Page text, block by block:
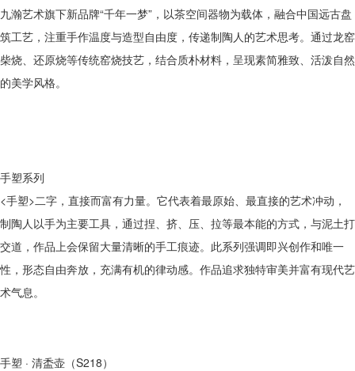
九瀚艺术旗下新品牌“千年一梦”，以茶空间器物为载体，融合中国远古盘
筑工艺，注重手作温度与造型自由度，传递制陶人的艺术思考。通过龙窑
柴烧、还原烧等传统窑烧技艺，结合质朴材料，呈现素简雅致、活泼自然
的美学风格。
手塑系列
<手塑>二字，直接而富有力量。它代表着最原始、最直接的艺术冲动，
制陶人以手为主要工具，通过捏、挤、压、拉等最本能的方式，与泥土打
交道，作品上会保留大量清晰的手工痕迹。此系列强调即兴创作和唯一
性，形态自由奔放，充满有机的律动感。作品追求独特审美并富有现代艺
术气息。
手塑 · 清盉壶（S218）